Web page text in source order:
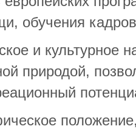
обучения
и культурное
природой,